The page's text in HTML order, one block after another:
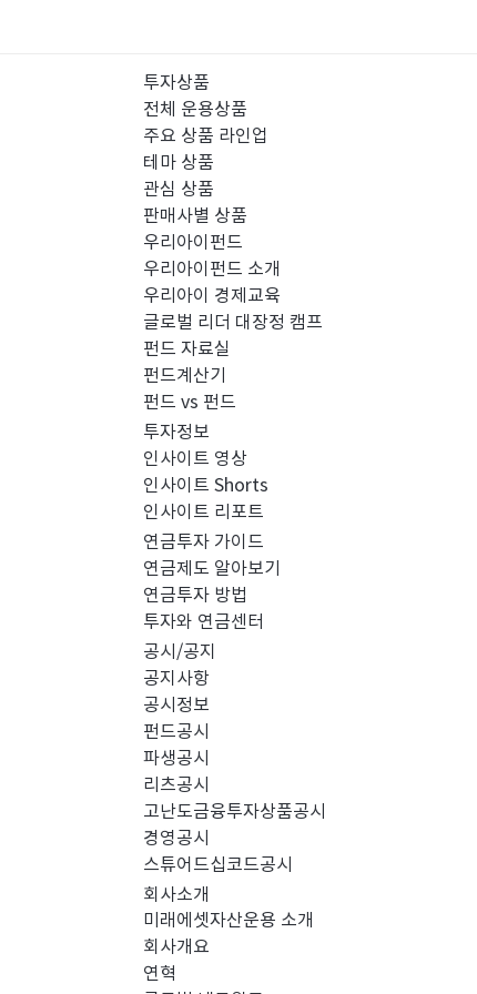
투자상품
전체 운용상품
주요 상품 라인업
테마 상품
관심 상품
판매사별 상품
우리아이펀드
우리아이펀드 소개
우리아이 경제교육
글로벌 리더 대장정 캠프
펀드 자료실
펀드계산기
펀드 vs 펀드
투자정보
인사이트 영상
인사이트 Shorts
인사이트 리포트
연금투자 가이드
연금제도 알아보기
연금투자 방법
투자와 연금센터
공시/공지
공지사항
공시정보
펀드공시
파생공시
리츠공시
고난도금융투자상품공시
경영공시
스튜어드십코드공시
회사소개
미래에셋자산운용 소개
회사개요
연혁
PICK 인사이트 (0)
경영공시 (0)
검색 결과가 없습니다.